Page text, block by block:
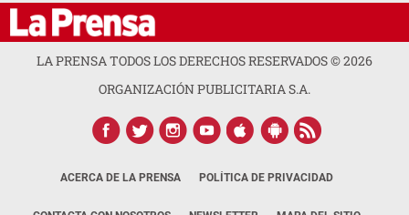
LA PRENSA TODOS LOS DERECHOS RESERVADOS ©2026
ORGANIZACIÓN PUBLICITARIA S.A.
ACERCA DE LA PRENSA POLÍTICA DE PRIVACIDAD